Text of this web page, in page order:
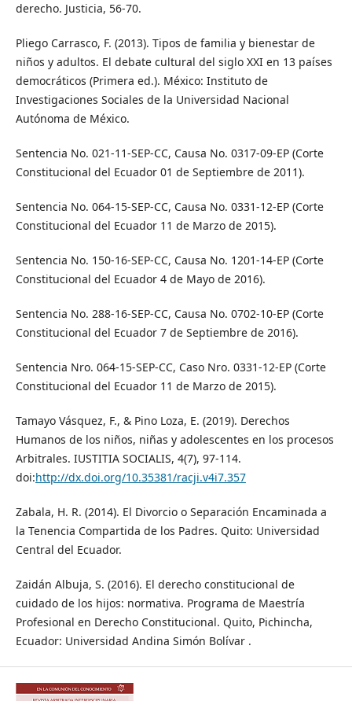
derecho. Justicia, 56-70.
Pliego Carrasco, F. (2013). Tipos de familia y bienestar de
niños y adultos. El debate cultural del siglo XXI en 13 países
democráticos (Primera ed.). México: Instituto de
Investigaciones Sociales de la Universidad Nacional
Autónoma de México.
Sentencia No. 021-11-SEP-CC, Causa No. 0317-09-EP (Corte
Constitucional del Ecuador 01 de Septiembre de 2011).
Sentencia No. 064-15-SEP-CC, Causa No. 0331-12-EP (Corte
Constitucional del Ecuador 11 de Marzo de 2015).
Sentencia No. 150-16-SEP-CC, Causa No. 1201-14-EP (Corte
Constitucional del Ecuador 4 de Mayo de 2016).
Sentencia No. 288-16-SEP-CC, Causa No. 0702-10-EP (Corte
Constitucional del Ecuador 7 de Septiembre de 2016).
Sentencia Nro. 064-15-SEP-CC, Caso Nro. 0331-12-EP (Corte
Constitucional del Ecuador 11 de Marzo de 2015).
Tamayo Vásquez, F., & Pino Loza, E. (2019). Derechos
Humanos de los niños, niñas y adolescentes en los procesos
Arbitrales. IUSTITIA SOCIALIS, 4(7), 97-114.
doi:http://dx.doi.org/10.35381/racji.v4i7.357
Zabala, H. R. (2014). El Divorcio o Separación Encaminada a
la Tenencia Compartida de los Padres. Quito: Universidad
Central del Ecuador.
Zaidán Albuja, S. (2016). El derecho constitucional de
cuidado de los hijos: normativa. Programa de Maestría
Profesional en Derecho Constitucional. Quito, Pichincha,
Ecuador: Universidad Andina Simón Bolívar .